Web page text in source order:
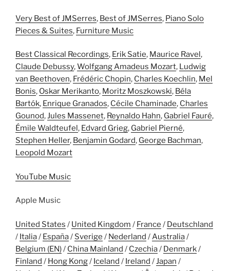
Very Best of JMSerres, Best of JMSerres, Piano Solo
Pieces & Suites, Furniture Music
Best Classical Recordings, Erik Satie, Maurice Ravel,
Claude Debussy,Wolfgang Amadeus Mozart, Ludwig
van Beethoven, Frédéric Chopin, Charles Koechlin, Mel
Bonis, Oskar Merikanto, Moritz Moszkowski, Béla
Bartók, Enrique Granados, Cécile Chaminade, Charles
Gounod,Jules Massenet, Reynaldo Hahn, Gabriel Fauré,
Émile Waldteufel, Edvard Grieg, Gabriel Pierné,
Stephen Heller, Benjamin Godard, George Bachman,
Leopold Mozart
YouTube Music
Apple Music
United States / United Kingdom / France / Deutschland
/ Italia/ España/ Sverige / Nederland /Australia/
Belgium (EN)/ China Mainland / Czechia/ Denmark/
Finland / Hong Kong/ Iceland / Ireland /Japan /